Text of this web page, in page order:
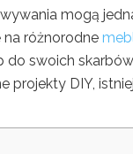
mogą
różnorodne
swoich
projekty DIY,